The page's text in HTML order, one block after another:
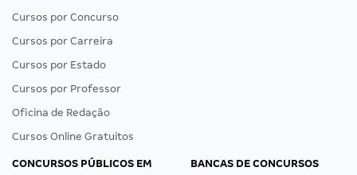
Cursos por Concurso
Cursos por Carreira
Cursos por Estado
Cursos por Professor
Oficina de Redação
Cursos Online Gratuitos
CONCURSOS PÚBLICOS EM
BANCAS DE CONCURSOS